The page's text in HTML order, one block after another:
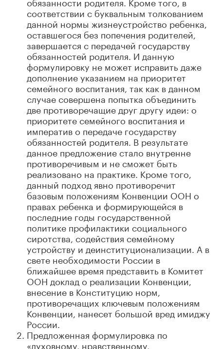
соответствии с буквальным толкованием
данной нормы жизнеустройство ребенка,
оставшегося без попечения родителей,
завершается с передачей государству
обязанностей родителя. И данную
формулировку не может исправить даже
дополнение указанием на приоритет
семейного воспитания, так как в данном
случае совершена попытка объединить
две противоречащие друг другу идеи: о
приоритете семейного воспитания и
императив о передаче государству
обязанностей родителя. В результате
данное предложение стало внутренне
противоречивым и не сможет быть
реализовано на практике. Кроме того,
данный подход явно противоречит
базовым положениям Конвенции ООН о
правах ребенка и формирующейся в
последние годы государственной
политике профилактики социального
сиротства, содействия семейному
устройству и деинституционализации. А в
свете необходимости России в
ближайшее время представить в Комитет
ООН доклад о реализации Конвенции,
внесение в Конституцию норм,
противоречащих ключевым положениям
Конвенции, нанесет большой вред имиджу
России.
Предложенная формулировка по
«духовному, нравственному,